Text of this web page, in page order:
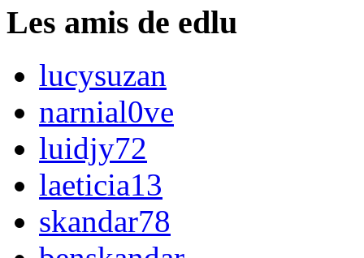
Les amis de edlu
lucysuzan
narnial0ve
luidjy72
laeticia13
skandar78